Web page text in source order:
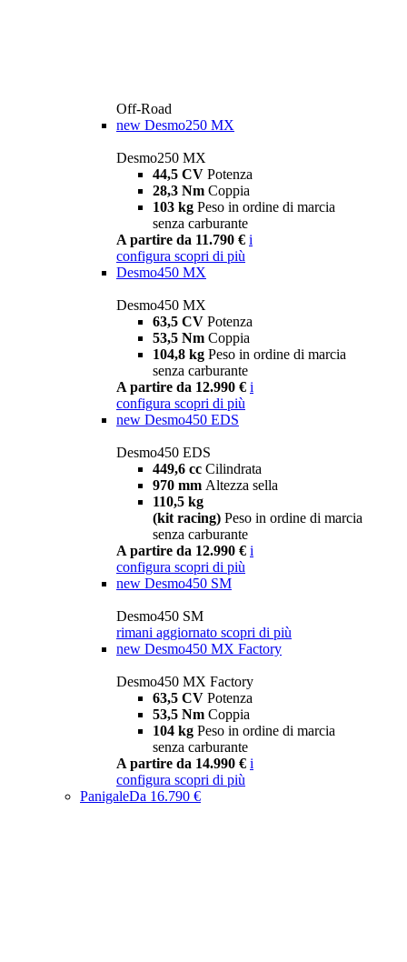
Off-Road
new Desmo250 MX
Desmo250 MX
44,5 CV Potenza
28,3 Nm Coppia
103 kg Peso in ordine di marcia
senza carburante
A partire da 11.790 € i
configura scopri di più
Desmo450 MX
Desmo450 MX
63,5 CV Potenza
53,5 Nm Coppia
104,8 kg Peso in ordine di marcia
senza carburante
A partire da 12.990 € i
configura scopri di più
new Desmo450 EDS
Desmo450 EDS
449,6 cc Cilindrata
970 mm Altezza sella
110,5 kg
(kit racing) Peso in ordine di marcia
senza carburante
A partire da 12.990 € i
configura scopri di più
new Desmo450 SM
Desmo450 SM
rimani aggiornato scopri di più
new Desmo450 MX Factory
Desmo450 MX Factory
63,5 CV Potenza
53,5 Nm Coppia
104 kg Peso in ordine di marcia
senza carburante
A partire da 14.990 € i
configura scopri di più
PanigaleDa 16.790 €